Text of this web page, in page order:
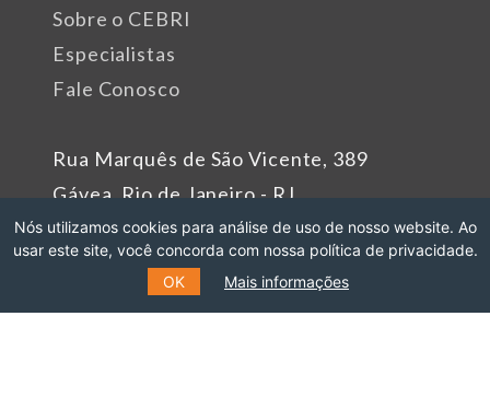
Rua Marquês de São Vicente, 389
Gávea, Rio de Janeiro - RJ
Cep: 22451-047
Fone: +55 (21) 99627-2758
Sobre o CEBRI
Especialistas
Fale Conosco
Nós utilizamos cookies para análise de uso de nosso website. Ao
usar este site, você concorda com nossa política de privacidade.
OK
Mais informações